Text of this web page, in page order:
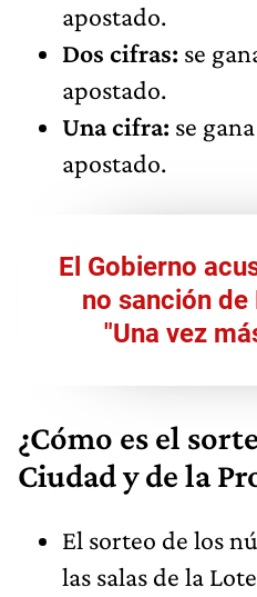
apostado.
Dos cifras: se
apostado.
Una cifra: se
apostado.
El Gobierno
no sanción
"Una vez
¿Cómo es el
Ciudad y de la
El sorteo de los
las salas de la